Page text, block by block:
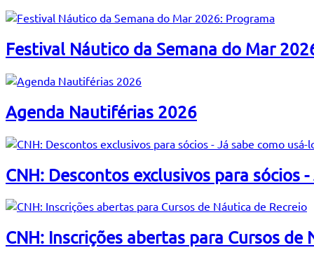
Festival Náutico da Semana do Mar
Agenda Nautiférias 2026
CNH: Descontos exclusivos para sócios
CNH: Inscrições abertas para Cursos de